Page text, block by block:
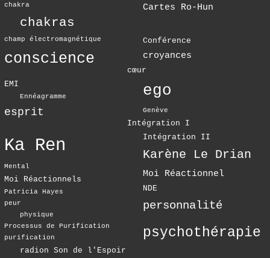
Cartes Ro-Hun
chakra
chakras
champ électromagnétique Conférence
conscience croyances
cœur
ego
EMI
Ennéagramme
esprit Genève
Intégration I
Intégration II
Ka Ren Karène Le Drian
Mental
Moi Réactionnel
Moi Réactionnels
NDE
Patricia Hayes
personnalité
peur
physique
Processus de Purification
psychothérapie
purification
radion Son de l'Espoir